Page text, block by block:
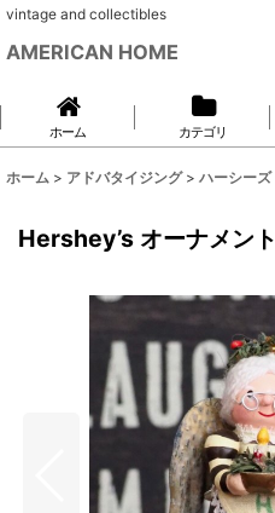
vintage and collectibles
AMERICAN HOME
ホーム カテゴリ
ホーム > アドバタイジング > ハーシーズ
Hershey’s オーナメント